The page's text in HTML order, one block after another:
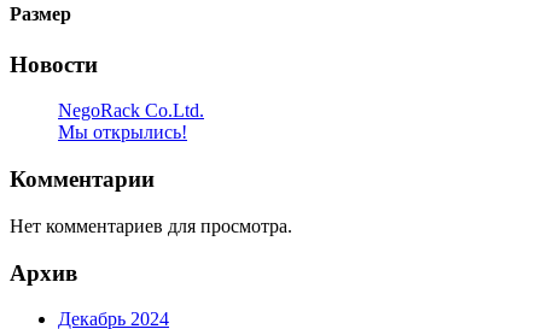
Размер
Новости
NegoRack Co.Ltd.
Мы открылись!
Комментарии
Нет комментариев для просмотра.
Архив
Декабрь 2024